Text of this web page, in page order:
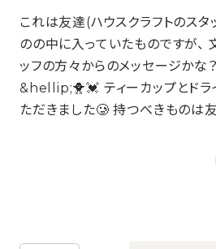
これは友達(ハウスクラフトのス
のの中に入っていたものですが、
ッフの方々からのメッセージかな
&hellip;🐥💓 ティーカップとドラ
ただきました🥲 持つべきものは